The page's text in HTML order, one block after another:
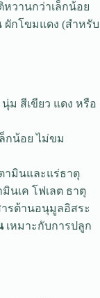
วานกว่าเล็กน้อย
ผักโขมแดง (สำหรับ
ม สีเขียว แดง หรือ
กน้อย ไม่ขม
ามินและแร่ธาตุ
นเค โฟเลต ธาตุ
ารต้านอนุมูลอิสระ
เหมาะกับการปลูก